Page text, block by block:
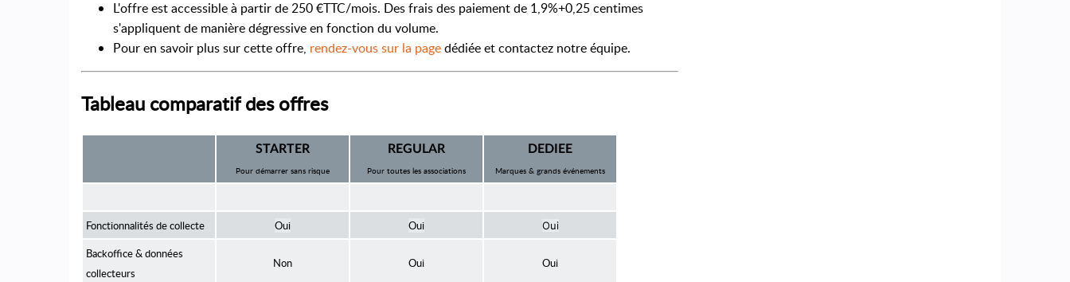
L'offre est accessible à partir de 250 €TTC/mois. Des frais des paiement de 1,9%+0,25 centimes
s'appliquent de manière dégressive en fonction du volume.
Pour en savoir plus sur cette offre, rendez-vous sur la pagedédiée et contactez notre équipe.
Tableau comparatif des offres
STARTER
Pour démarrer sans risque
REGULAR
Pour toutes les associations
DEDIEE
Marques & grands événements
Fonctionnalités de collecte Oui Oui Oui
Backoffice & données
collecteurs
Non Oui Oui